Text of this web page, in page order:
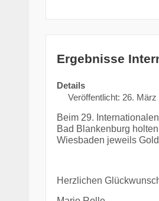
Ergebnisse
Details
Veröffentlicht: 26. März
Beim 29.
Bad Blankenburg
Wiesbaden jeweils
Herzlichen